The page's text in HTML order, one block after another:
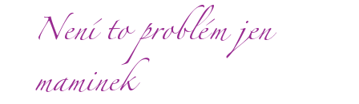
Není to problém jen
maminek